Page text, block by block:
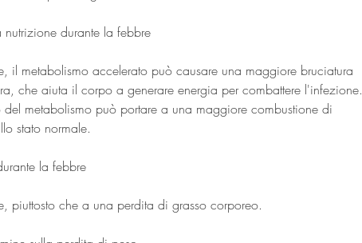
nutrizione durante la febbre
il metabolismo accelerato può causare una maggiore bruciatura
che aiuta il corpo a generare energia per combattere l'infezione.
del metabolismo può portare a una maggiore combustione di
stato normale.
la febbre
piuttosto che a una perdita di grasso corporeo.